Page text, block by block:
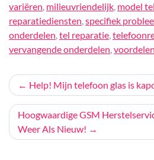
variëren, milieuvriendelijk, model
reparatiediensten,specifiek
onderdelen,tel reparatie,
vervangende onderdelen,voordelen
Bericht
navigatie
Help! Mijn telefoon glas is
Hoogwaardige GSM
Weer Als Nieuw!